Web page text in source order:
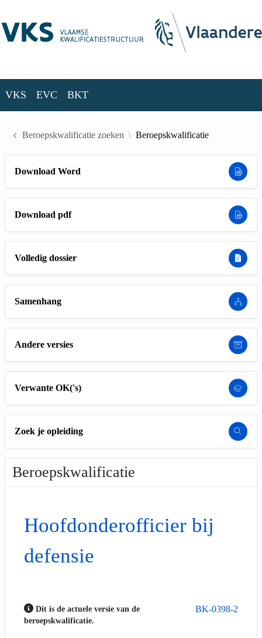
VKS EVC BKT
Beroepskwalificatie zoeken Beroepskwalificatie
Download Word
Download pdf
Volledig dossier
Samenhang
Andere versies
Verwante OK('s)
Zoek je opleiding
Beroepskwalificatie
Hoofdonderofficier bij
defensie
BK-0398-2
Dit is de actuele versie van de
beroepskwalificatie.